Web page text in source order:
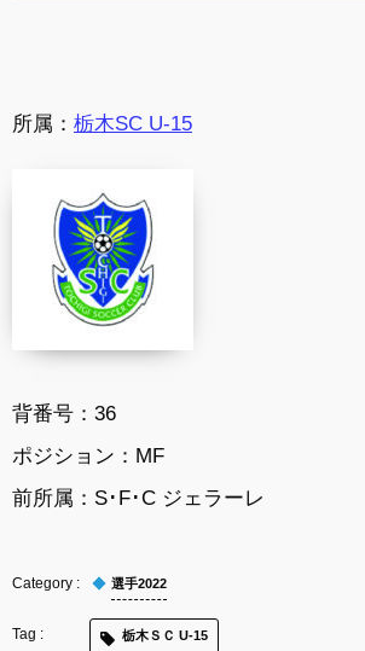
所属： 栃木SC U-15
背番号：36
ポジション：MF
前所属：S･F･C ジェラーレ
選手2022
栃木ＳＣ U-15